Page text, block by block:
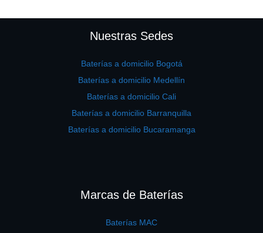
Nuestras Sedes
Baterías a domicilio Bogotá
Baterías a domicilio Medellín
Baterías a domicilio Cali
Baterías a domicilio Barranquilla
Baterías a domicilio Bucaramanga
Marcas de Baterías
Baterías MAC